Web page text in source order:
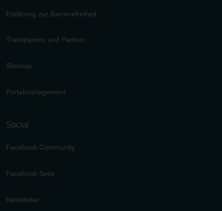
Erklärung zur Barrierefreiheit
Transparenz und Partner
Sitemap
Portalmanagement
Social
Facebook Community
Facebook Seite
Newsletter